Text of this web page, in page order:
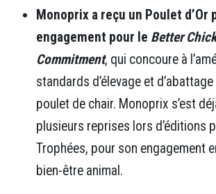
Monoprix a reçu un Poulet d’Or
engagement pour le Better
Commitment, qui concoure à
standards d’élevage et
poulet de chair. Monoprix s’est
plusieurs reprises lors d’éditions
Trophées, pour son engagement
bien-être animal.